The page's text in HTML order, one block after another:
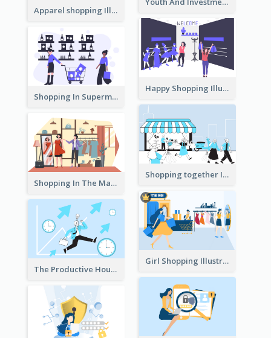
Apparel shopping Illustration
Happy Shopping Illustration
Shopping In Supermarket Illustration
Shopping together Illustration
Shopping In The Mall Illustration
Girl Shopping Illustration
The Productive Hours